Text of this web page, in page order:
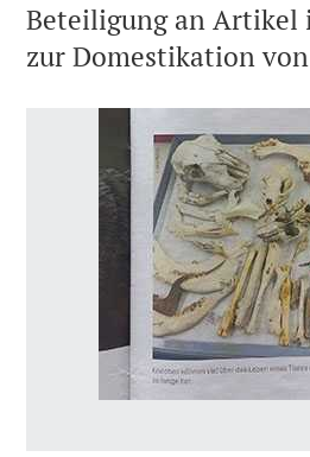
Beteiligung an Artikel
zur Domestikation